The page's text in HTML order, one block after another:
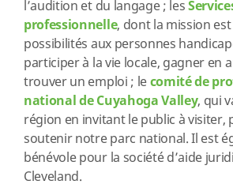
l’audition et du langage ; les
professionnelle, dont la mission
possibilités aux personnes
participer à la vie locale, gagner en
trouver un emploi ; lecomité de
national de Cuyahoga Valley, qui
région en invitant le public à visiter,
soutenir notre parc national. Il est
bénévole pour la société d’aide
Cleveland.